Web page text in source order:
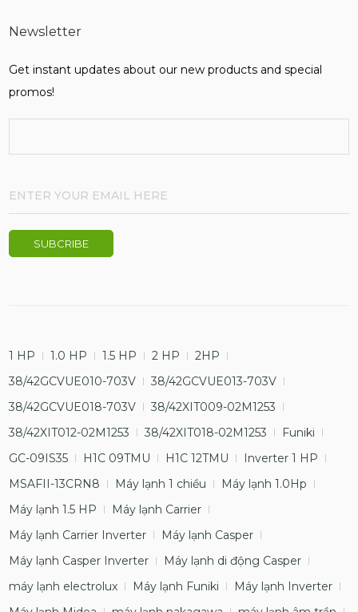
Newsletter
Get instant updates about our new products and special
promos!
1 HP 1.0 HP 1.5 HP 2 HP
2HP
38/42GCVUE010-703V
38/42GCVUE013-703V
38/42GCVUE018-703V
38/42XIT009-02M1253
38/42XIT012-02M1253
38/42XIT018-02M1253
Funiki
GC-09IS35
H1C 09TMU H1C 12TMU
Inverter 1 HP
MSAFII-13CRN8
Máy lạnh 1 chiều
Máy lạnh 1.0Hp
Máy lạnh 1.5 HP
Máy lạnh Carrier
Máy lạnh Carrier Inverter
Máy lạnh Casper
Máy lạnh Casper Inverter
Máy lạnh di động Casper
máy lạnh electrolux
Máy lạnh Funiki
Máy lạnh Inverter